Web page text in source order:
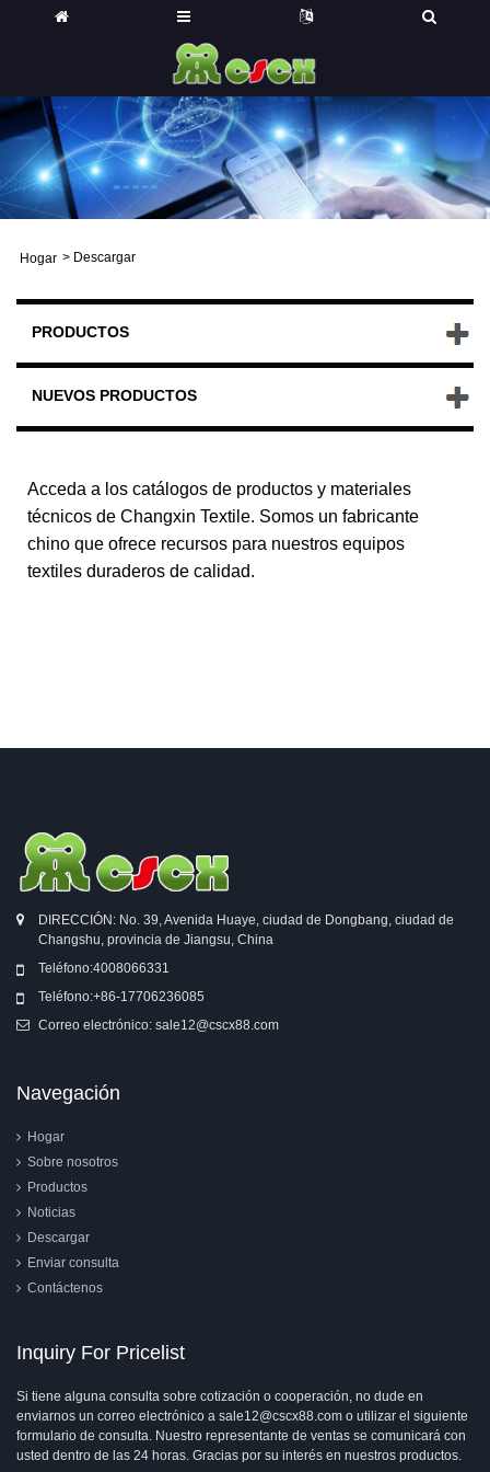
Hogar > Descargar
PRODUCTOS
NUEVOS PRODUCTOS
Acceda a los catálogos de productos y materiales
técnicos de Changxin Textile. Somos un fabricante
chino que ofrece recursos para nuestros equipos
textiles duraderos de calidad.
DIRECCIÓN: No. 39, Avenida Huaye, ciudad de Dongbang, ciudad de
Changshu, provincia de Jiangsu, China
Teléfono:4008066331
Teléfono:+86-17706236085
Correo electrónico: sale12@cscx88.com
Navegación
Hogar
Sobre nosotros
Productos
Noticias
Descargar
Enviar consulta
Contáctenos
Inquiry For Pricelist
Si tiene alguna consulta sobre cotización o cooperación, no dude en
enviarnos un correo electrónico a sale12@cscx88.com o utilizar el siguiente
formulario de consulta. Nuestro representante de ventas se comunicará con
usted dentro de las 24 horas. Gracias por su interés en nuestros productos.